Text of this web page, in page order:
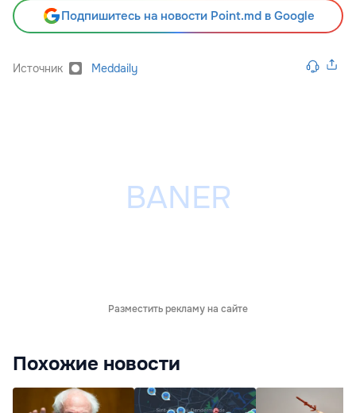
Подпишитесь на новости Point.md в Google
Источник Meddaily
Разместить рекламу на сайте
Похожие новости